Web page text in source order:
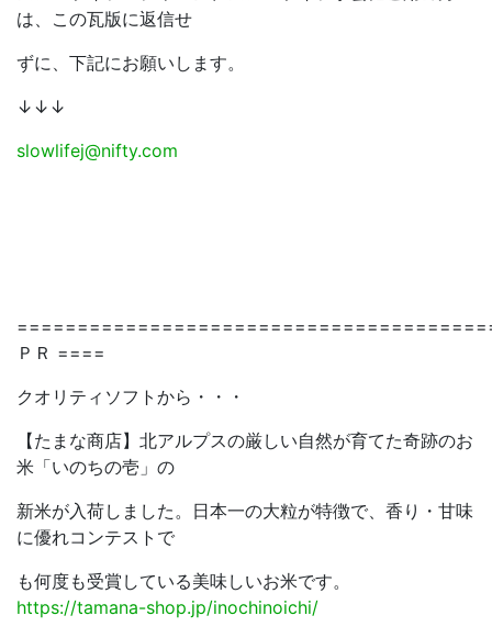
は、この瓦版に返信せ
ずに、下記にお願いします。
↓↓↓
slowlifej@nifty.com
ＰＲ ====
クオリティソフトから・・・
【たまな商店】北アルプスの厳しい自然が育てた奇跡のお
米「いのちの壱」の
新米が入荷しました。日本一の大粒が特徴で、香り・甘味
に優れコンテストで
も何度も受賞している美味しいお米です。
https://tamana-shop.jp/inochinoichi/